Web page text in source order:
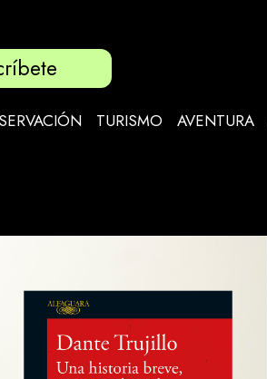
TURISMO AVENTURA